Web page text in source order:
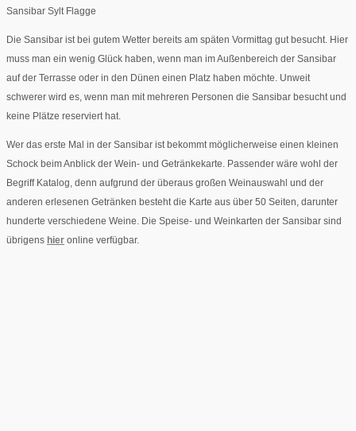
Sansibar Sylt Flagge
Die Sansibar ist bei gutem Wetter bereits am späten Vormittag gut besucht. Hier
muss man ein wenig Glück haben, wenn man im Außenbereich der Sansibar
auf der Terrasse oder in den Dünen einen Platz haben möchte. Unweit
schwerer wird es, wenn man mit mehreren Personen die Sansibar besucht und
keine Plätze reserviert hat.
Wer das erste Mal in der Sansibar ist bekommt möglicherweise einen kleinen
Schock beim Anblick der Wein- und Getränkekarte. Passender wäre wohl der
Begriff Katalog, denn aufgrund der überaus großen Weinauswahl und der
anderen erlesenen Getränken besteht die Karte aus über 50 Seiten, darunter
hunderte verschiedene Weine. Die Speise- und Weinkarten der Sansibar sind
übrigens hier online verfügbar.